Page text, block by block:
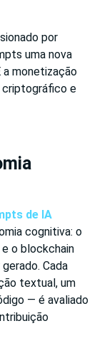
por
uma nova
monetização
criptográfico e
de IA
cognitiva: o
o blockchain
Cada
textual, um
— é avaliado